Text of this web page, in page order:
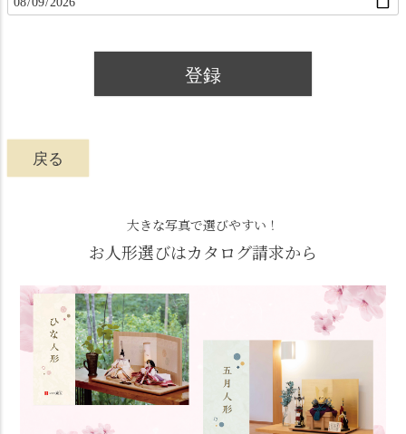
(
登録
戻る
大きな写真で選びやすい！
お人形選びはカタログ請求から